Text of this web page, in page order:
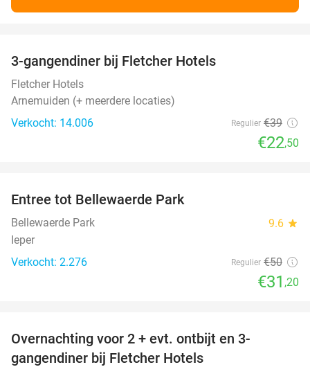
3-gangendiner bij Fletcher Hotels
Fletcher Hotels
Arnemuiden (+ meerdere locaties)
Verkocht: 14.006
Regulier €39
€22,50
Entree tot Bellewaerde Park
Bellewaerde Park 9.6 star
Ieper
Verkocht: 2.276
Regulier €50
€31 ,20
Overnachting voor 2 + evt. ontbijt en 3-
gangendiner bij Fletcher Hotels